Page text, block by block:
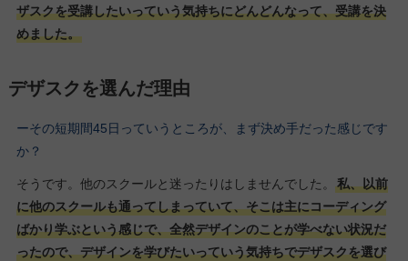
ザスクを受講したいっていう気持ちにどんどんなって、受講を決
めました。
デザスクを選んだ理由
ーその短期間45日っていうところが、まず決め手だった感じです
か？
そうです。他のスクールと迷ったりはしませんでした。
私、以前
に他のスクールも通ってしまっていて、そこは主にコーディング
ばかり学ぶという感じで、全然デザインのことが学べない状況だ
ったので、デザインを学びたいっていう気持ちでデザスクを選び